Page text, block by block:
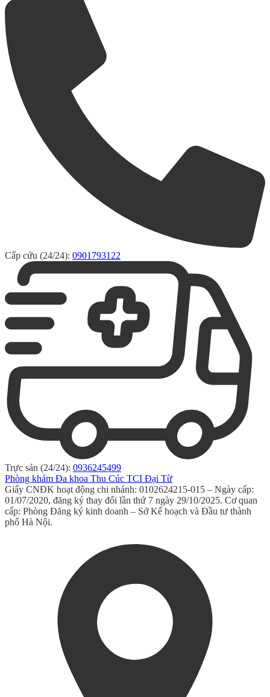
Cấp cứu (24/24): 0901793122
Trực sản (24/24): 0936245499
Phòng khám Đa khoa Thu Cúc TCI Đại Từ
Giấy CNĐK hoạt động chi nhánh: 0102624215-015 – Ngày cấp:
01/07/2020, đăng ký thay đổi lần thứ 7 ngày 29/10/2025. Cơ quan
cấp: Phòng Đăng ký kinh doanh – Sở Kế hoạch và Đầu tư thành
phố Hà Nội.